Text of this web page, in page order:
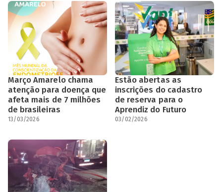
Março Amarelo chama
atenção para doença que
afeta mais de 7 milhões
de brasileiras
13/03/2026
Estão abertas as
inscrições do cadastro
de reserva para o
Aprendiz do Futuro
03/02/2026